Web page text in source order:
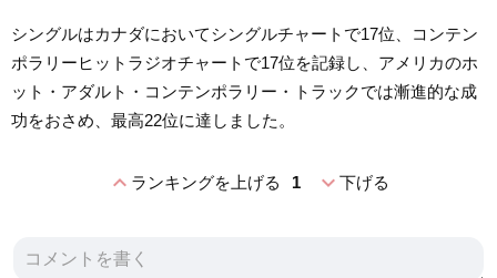
シングルはカナダにおいてシングルチャートで17位、コンテン
ポラリーヒットラジオチャートで17位を記録し、アメリカのホ
ット・アダルト・コンテンポラリー・トラックでは漸進的な成
功をおさめ、最高22位に達しました。
expand_lessランキングを上げる 1 expand_more下げる